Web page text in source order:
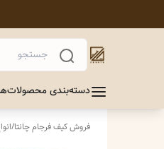
دسته‌بندی محصولات
فروش کیف فرجام چانتا/